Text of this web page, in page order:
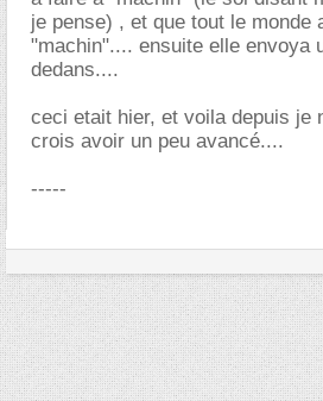
je pense) , et que tout le monde
"machin".... ensuite elle envoya
dedans....
ceci etait hier, et voila depuis je
crois avoir un peu avancé....
-----